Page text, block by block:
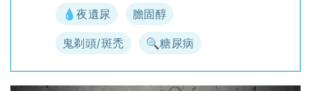
💧夜遺尿 膽固醇
鬼剃頭/斑禿 🔍糖尿病